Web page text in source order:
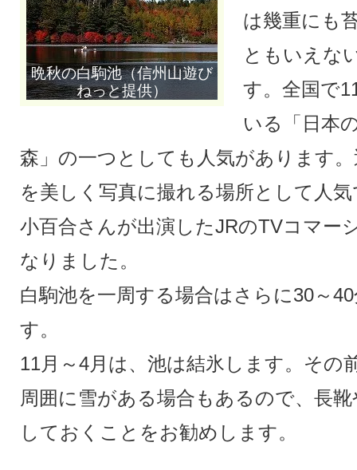
晩秋の白駒池（信州山遊び
ねっと提供）
は幾重にも
ともいえな
す。全国で
いる「日本
森」の一つとしても人気があります
を美しく写真に撮れる場所として人
小百合さんが出演したJRのTVコマー
なりました。
白駒池を一周する場合はさらに30～
す。
11月～4月は、池は結氷します。その
周囲に雪がある場合もあるので、長
しておくことをお勧めします。